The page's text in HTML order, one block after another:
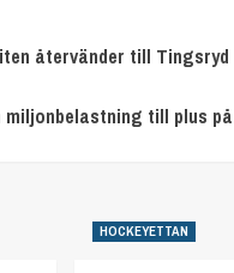
återvänder till Tingsryd
miljonbelastning till plus
HOCKEYETTAN